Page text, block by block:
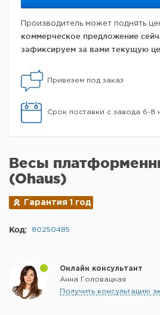
Производитель может поднять
коммерческое предложение
зафиксируем за вами текущую
Привезем под заказ
Срок поставки с завода 6-8
Весы
(Ohaus)
Гарантия 1 год
Код: 80250485
Онлайн консультант
Анна Головацкая
Получить консультацию